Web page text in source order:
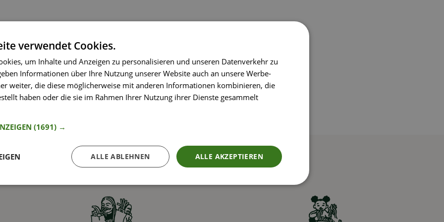
verwendet Cookies.
um Inhalte und Anzeigen zu personalisieren und unseren Datenverkehr zu
Informationen über Ihre Nutzung unserer Website auch an unsere Werbe-
weiter, die diese möglicherweise mit anderen Informationen kombinieren, die
haben oder die sie im Rahmen Ihrer Nutzung ihrer Dienste gesammelt
(1691) →
ALLE AKZEPTIEREN
ALLE ABLEHNEN